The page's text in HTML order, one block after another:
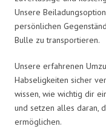
Unsere
persönlichen
Bulle zu transportieren.
Unsere erfahrenen
Habseligkeiten sicher
wissen, wie wichtig dir
und setzen alles daran,
ermöglichen.